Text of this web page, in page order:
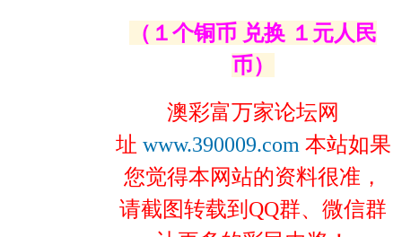
（１个铜币 兑换 １元人民
币）
澳彩富万家论坛网
址 www.390009.com 本站如果
您觉得本网站的资料很准，
请截图转载到QQ群、微信群